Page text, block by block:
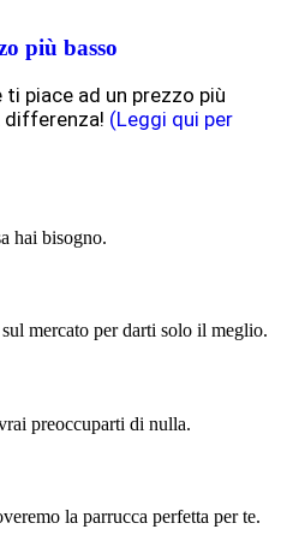
più basso
piace ad un prezzo più
differenza! (Leggi qui per
hai bisogno.
mercato per darti solo il meglio.
preoccuparti di nulla.
la parrucca perfetta per te.